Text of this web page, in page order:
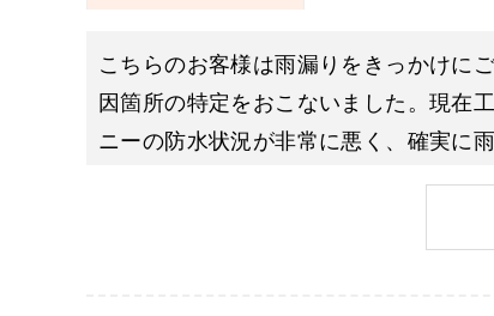
こちらのお客様は雨漏りをきっかけに
因箇所の特定をおこないました。現在
ニーの防水状況が非常に悪く、確実に